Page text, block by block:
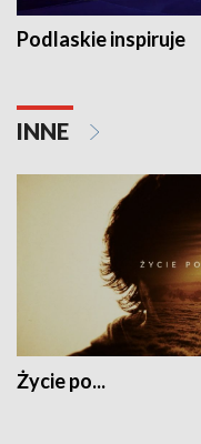
Podlaskie inspiruje
INNE
Życie po...